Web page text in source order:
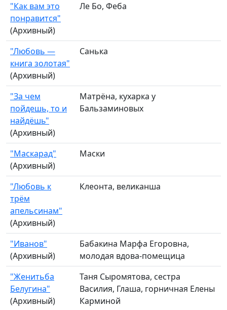
"Как вам это
понравится"
(Архивный)
Ле Бо, Феба
"Любовь —
книга золотая"
(Архивный)
Санька
"За чем
пойдешь, то и
найдёшь"
(Архивный)
Матрёна, кухарка у
Бальзаминовых
"Маскарад"
(Архивный)
Маски
"Любовь к
трём
апельсинам"
(Архивный)
Клеонта, великанша
"Иванов"
(Архивный)
Бабакина Марфа Егоровна,
молодая вдова-помещица
"Женитьба
Белугина"
(Архивный)
Таня Сыромятова, сестра
Василия, Глаша, горничная Елены
Карминой